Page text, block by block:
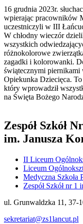
16 grudnia 2023r.
wpierając pracowników
uczestniczyli w III
W chłodny wieczór
wszystkich
różnokolorowe
zagadki i kolorowanki.
świątecznymi piernikami
Opiekunka Dziecięca. To
który wprowadził
na Święta Bożego
Zespół Szkół
im. Janusza
II Liceum
Liceum
Medyczna Szkoła
Zespół Szkół nr 1
ul. Grunwaldzka 11, 37-
sekretariat@zs1lancut.pl